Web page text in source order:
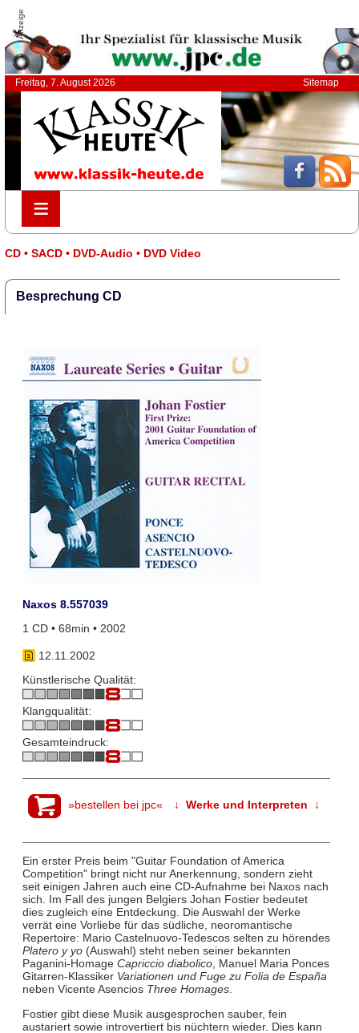
Anzeige
Freitag, 7. August 2026 Sitemap
≡
≡
CD • SACD • DVD-Audio • DVD Video
Besprechung CD
Naxos 8.557039
1 CD • 68min • 2002
12.11.2002
Künstlerische Qualität:
Klangqualität:
Gesamteindruck:
»bestellen bei jpc« ↓ Werke und Interpreten ↓
Ein erster Preis beim "Guitar Foundation of America
Competition" bringt nicht nur Anerkennung, sondern zieht
seit einigen Jahren auch eine CD-Aufnahme bei Naxos nach
sich. Im Fall des jungen Belgiers Johan Fostier bedeutet
dies zugleich eine Entdeckung. Die Auswahl der Werke
verrät eine Vorliebe für das südliche, neoromantische
Repertoire: Mario Castelnuovo-Tedescos selten zu hörendes
Platero y yo (Auswahl) steht neben seiner bekannten
Paganini-Homage Capriccio diabolico, Manuel Maria Ponces
Gitarren-Klassiker Variationen und Fuge zu Folia de España
neben Vicente Asencios Three Homages.
Fostier gibt diese Musik ausgesprochen sauber, fein
austariert sowie introvertiert bis nüchtern wieder. Dies kann